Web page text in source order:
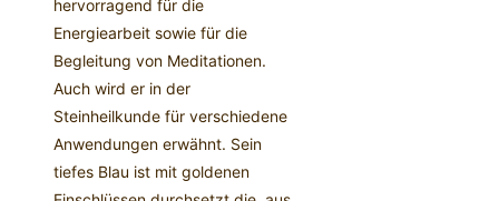
hervorragend für die
Energiearbeit sowie für die
Begleitung von Meditationen.
Auch wird er in der
Steinheilkunde für verschiedene
Anwendungen erwähnt. Sein
tiefes Blau ist mit goldenen